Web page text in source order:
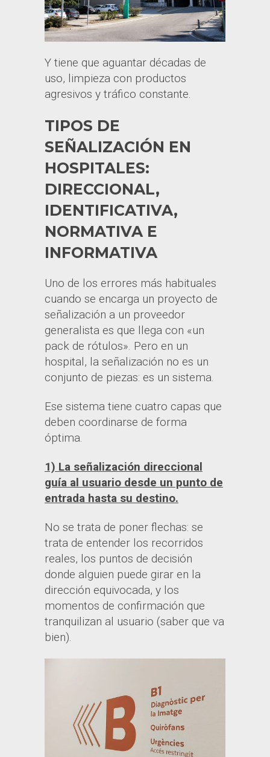
Y tiene que aguantar décadas de
uso, limpieza con productos
agresivos y tráfico constante.
TIPOS DE
SEÑALIZACIÓN EN
HOSPITALES:
DIRECCIONAL,
IDENTIFICATIVA,
NORMATIVA E
INFORMATIVA
Uno de los errores más habituales
cuando se encarga un proyecto de
señalización a un proveedor
generalista es que llega con «un
pack de rótulos». Pero en un
hospital, la señalización no es un
conjunto de piezas: es un sistema.
Ese sistema tiene cuatro capas que
deben coordinarse de forma
óptima.
1) La señalización direccional
guía al usuario desde un punto de
entrada hasta su destino.
No se trata de poner flechas: se
trata de entender los recorridos
reales, los puntos de decisión
donde alguien puede girar en la
dirección equivocada, y los
momentos de confirmación que
tranquilizan al usuario (saber que va
bien).